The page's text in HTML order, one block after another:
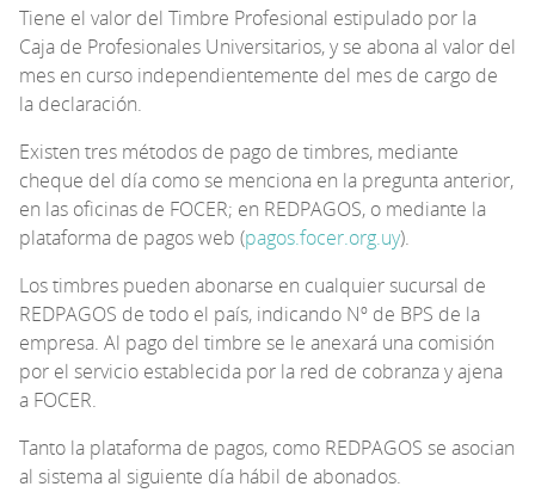
Tiene el valor del Timbre Profesional estipulado por la
Caja de Profesionales Universitarios, y se abona al valor del
mes en curso independientemente del mes de cargo de
la declaración.
Existen tres métodos de pago de timbres, mediante
cheque del día como se menciona en la pregunta anterior,
en las oficinas de FOCER; en REDPAGOS, o mediante la
plataforma de pagos web (pagos.focer.org.uy).
Los timbres pueden abonarse en cualquier sucursal de
REDPAGOS de todo el país, indicando Nº de BPS de la
empresa. Al pago del timbre se le anexará una comisión
por el servicio establecida por la red de cobranza y ajena
a FOCER.
Tanto la plataforma de pagos, como REDPAGOS se asocian
al sistema al siguiente día hábil de abonados.